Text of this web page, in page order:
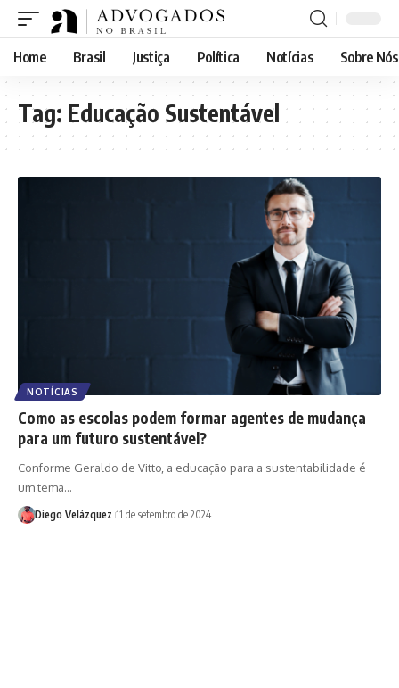
Home Brasil Justiça Política Notícias Sobre Nós
Tag: Educação Sustentável
NOTÍCIAS
Como as escolas podem formar agentes de mudança
para um futuro sustentável?
Conforme Geraldo de Vitto, a educação para a sustentabilidade é
um tema…
Diego Velázquez 11 de setembro de 2024